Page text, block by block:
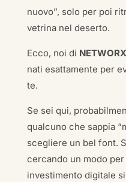
nuovo”, solo per poi
vetrina nel deserto.
Ecco, noi di
nati esattamente per
te.
Se sei qui,
qualcuno che sappia
scegliere un bel font.
cercando un modo
investimento digitale